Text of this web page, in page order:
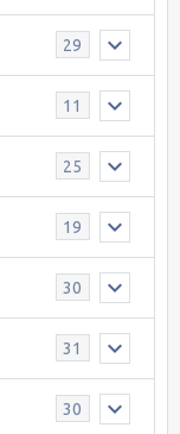
29
11
25
19
30
31
30